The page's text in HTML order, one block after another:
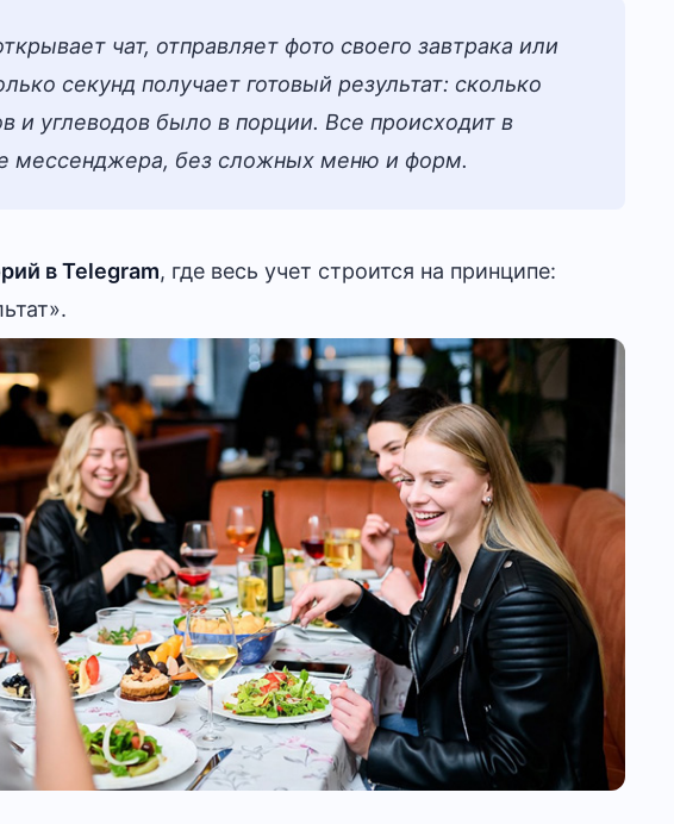
чат, отправляет фото своего завтрака или
секунд получает готовый результат: сколько
и углеводов было в порции. Все происходит в
мессенджера, без сложных меню и форм.
в Telegram, где весь учет строится на принципе: